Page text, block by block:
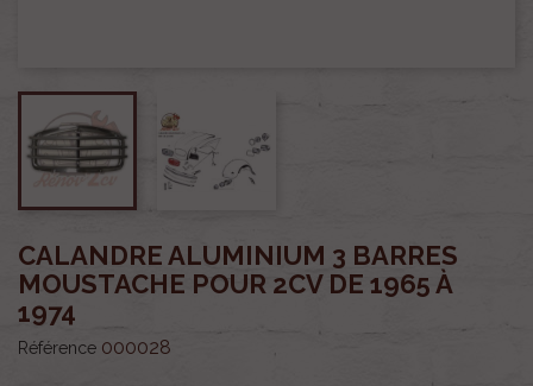
CALANDRE ALUMINIUM 3 BARRES
MOUSTACHE POUR 2CV DE 1965 À
1974
Référence 000028